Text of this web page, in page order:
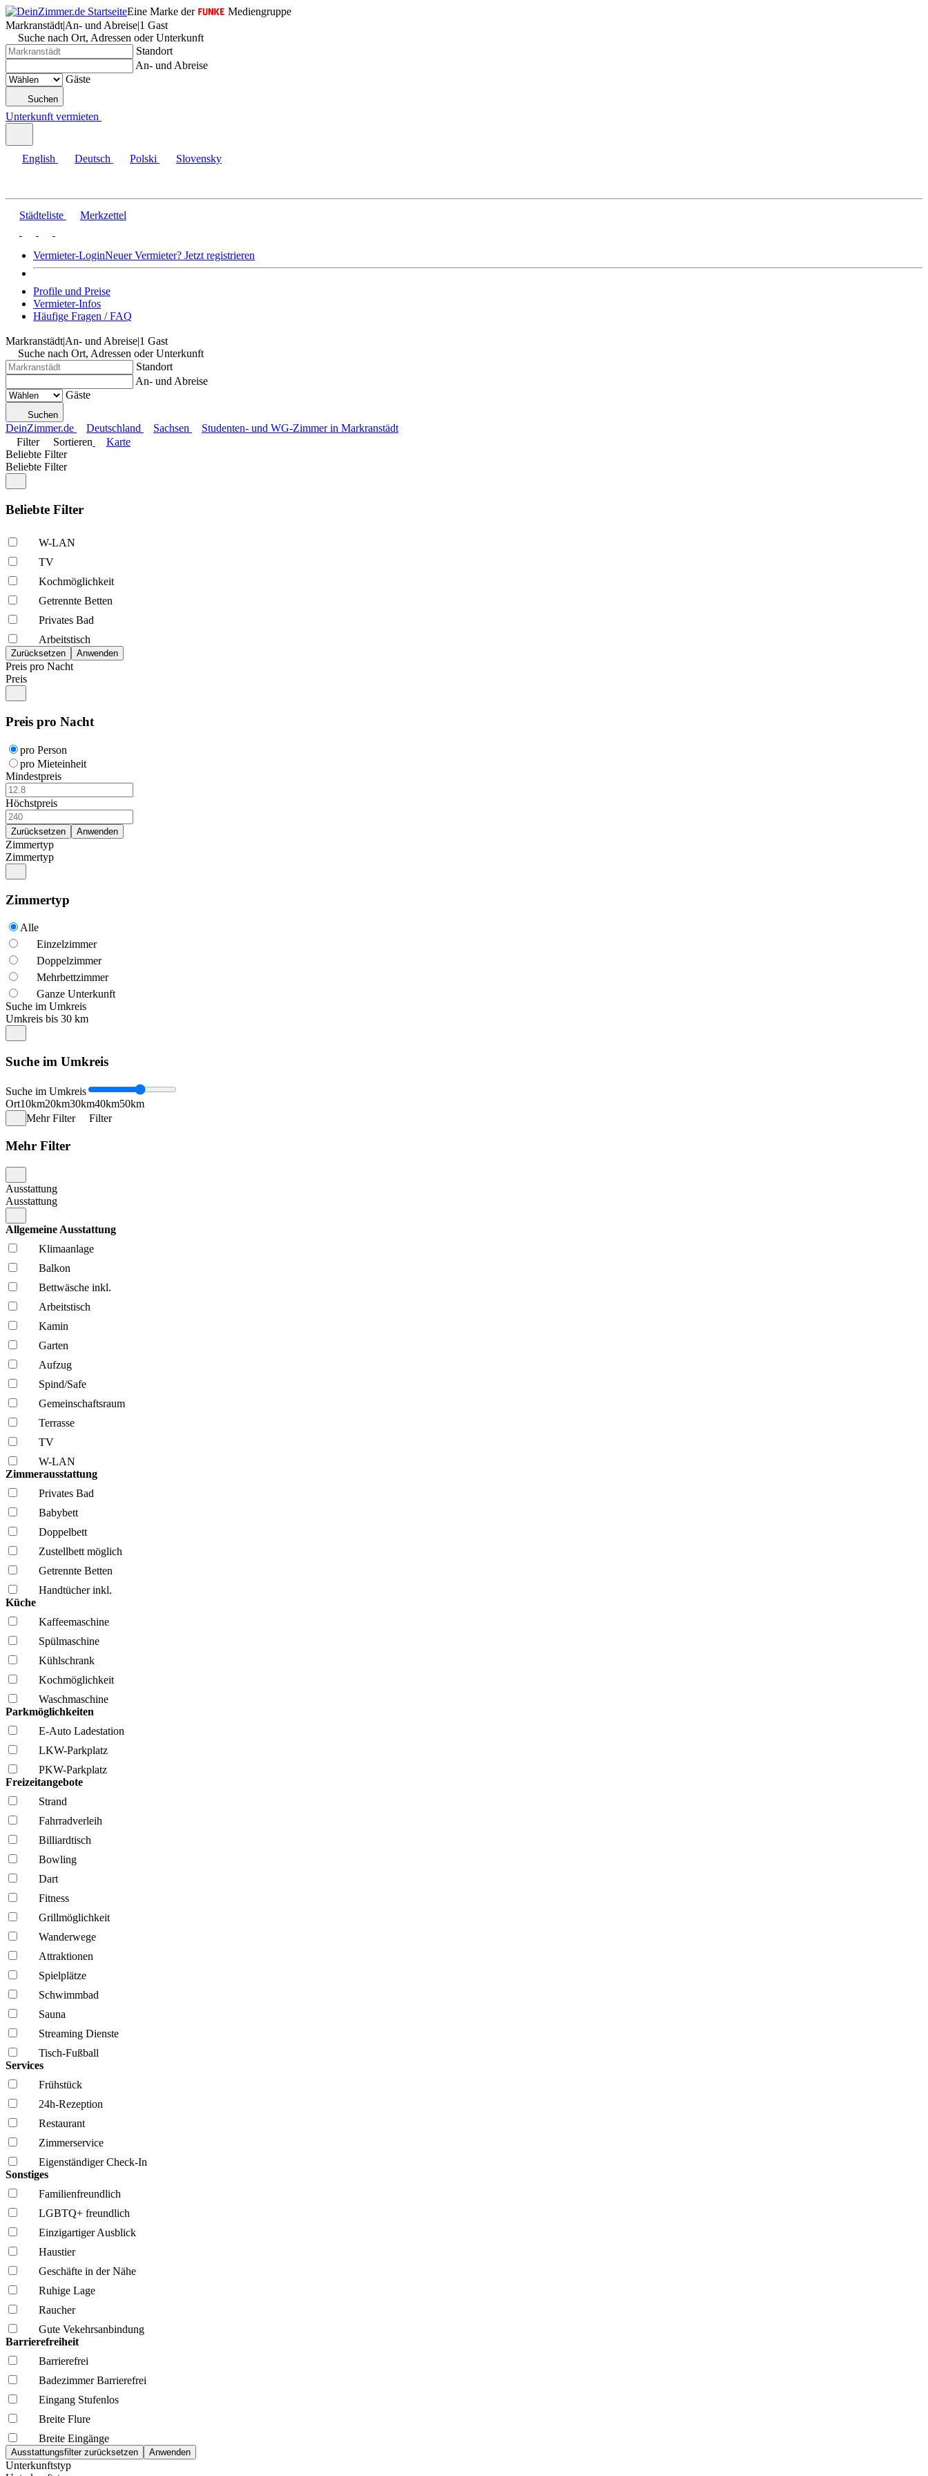
Eine Marke der
Mediengruppe
Markranstädt|An- und Abreise|1 Gast
Suche nach Ort, Adressen oder Unterkunft
Standort
An- und Abreise
Gäste
Suchen
Unterkunft vermieten
English Deutsch Polski Slovensky
Städteliste Merkzettel
Vermieter-LoginNeuer Vermieter? Jetzt registrieren
Profile und Preise
Vermieter-Infos
Häufige Fragen / FAQ
Markranstädt|An- und Abreise|1 Gast
Suche nach Ort, Adressen oder Unterkunft
Standort
An- und Abreise
Gäste
Suchen
DeinZimmer.de Deutschland Sachsen
Studenten- und WG-Zimmer in Markranstädt
Filter
Sortieren
Karte
Beliebte Filter
Beliebte Filter
Beliebte Filter
W-LAN
TV
Kochmöglich­keit
Getrennte Betten
Privates Bad
Arbeitstisch
Preis pro Nacht
Preis
Preis pro Nacht
pro Person
pro Mieteinheit
Mindestpreis
Höchstpreis
Zimmertyp
Zimmertyp
Zimmertyp
Alle
Einzelzimmer
Doppelzimmer
Mehrbettzimmer
Ganze Unterkunft
Suche im Umkreis
Umkreis bis 30 km
Suche im Umkreis
Suche im Umkreis
Ort10km20km30km40km50km
Mehr Filter
Filter
Mehr Filter
Ausstattung
Ausstattung
Allgemeine Ausstattung
Klima­anlage
Balkon
Bettwäsche inkl.
Arbeitstisch
Kamin
Garten
Aufzug
Spind/Safe
Gemeinschafts­raum
Terrasse
TV
W-LAN
Zimmerausstattung
Privates Bad
Babybett
Doppelbett
Zustellbett möglich
Getrennte Betten
Handtücher inkl.
Küche
Kaffee­maschine
Spül­maschine
Kühl­schrank
Kochmöglich­keit
Wasch­maschine
Parkmöglichkeiten
E-Auto Ladestation
LKW-Parkplatz
PKW-Parkplatz
Freizeitangebote
Strand
Fahrrad­verleih
Billiardtisch
Bowling
Dart
Fitness
Grillmöglich­keit
Wanderwege
Attraktionen
Spielplätze
Schwimmbad
Sauna
Streaming Dienste
Tisch-Fußball
Services
Frühstück
24h-Rezeption
Restaurant
Zimmerservice
Eigenständiger Check-In
Sonstiges
Familien­freundlich
LGBTQ+ freundlich
Einzigartiger Ausblick
Haustier
Geschäfte in der Nähe
Ruhige Lage
Raucher
Gute Vekehrsanbindung
Barrierefreiheit
Barrierefrei
Badezimmer Barrierefrei
Eingang Stufenlos
Breite Flure
Breite Eingänge
Unterkunftstyp